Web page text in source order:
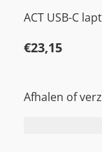
ACT USB-C
€23,15
Afhalen of